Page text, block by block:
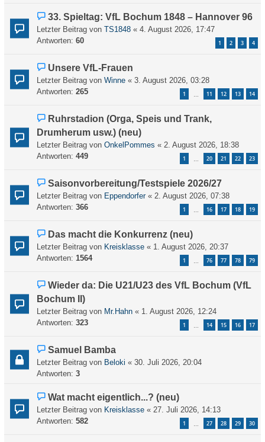
33. Spieltag: VfL Bochum 1848 – Hannover 96
Letzter Beitrag von TS1848 « 4. August 2026, 17:47
Antworten: 60 1 2 3 4
Unsere VfL-Frauen
Letzter Beitrag von Winne « 3. August 2026, 03:28
Antworten: 265 1 11 12 13 14
Ruhrstadion (Orga, Speis und Trank,
Drumherum usw.) (neu)
Letzter Beitrag von OnkelPommes « 2. August 2026, 18:38
Antworten: 449 1 20 21 22 23
Saisonvorbereitung/Testspiele 2026/27
Letzter Beitrag von Eppendorfer« 2. August 2026, 07:38
Antworten: 366 1 16 17 18 19
Das macht die Konkurrenz (neu)
Letzter Beitrag von Kreisklasse « 1. August 2026, 20:37
Antworten: 1564 1 76 77 78 79
Wieder da: Die U21/U23 des VfL Bochum (VfL
Bochum II)
Letzter Beitrag von Mr.Hahn « 1. August 2026, 12:24
Antworten: 323 1 14 15 16 17
Samuel Bamba
Letzter Beitrag von Beloki « 30. Juli 2026, 20:04
Antworten: 3
Wat macht eigentlich...? (neu)
Letzter Beitrag von Kreisklasse « 27. Juli 2026, 14:13
Antworten: 582 1 27 28 29 30